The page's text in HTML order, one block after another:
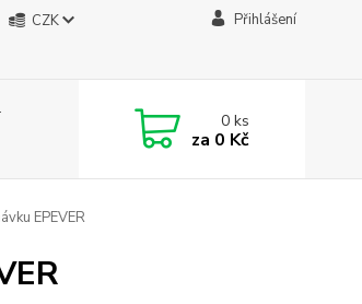
CZK Přihlášení
0ks
za 0 Kč
EPEVER